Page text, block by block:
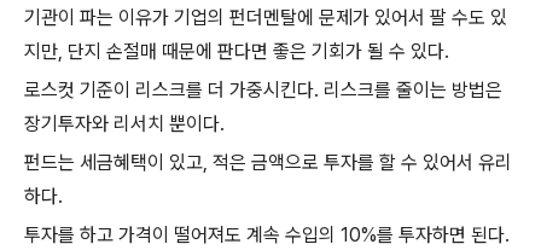
기관이 파는 이유가 기업의 펀더멘탈에 문제가 있어서 팔 수도 있
지만, 단지 손절매 때문에 판다면 좋은 기회가 될 수 있다.
로스컷 기준이 리스크를 더 가중시킨다. 리스크를 줄이는 방법은
장기투자와 리서치 뿐이다.
펀드는 세금혜택이 있고, 적은 금액으로 투자를 할 수 있어서 유리
하다.
투자를 하고 가격이 떨어져도 계속 수입의 10%를 투자하면 된다.